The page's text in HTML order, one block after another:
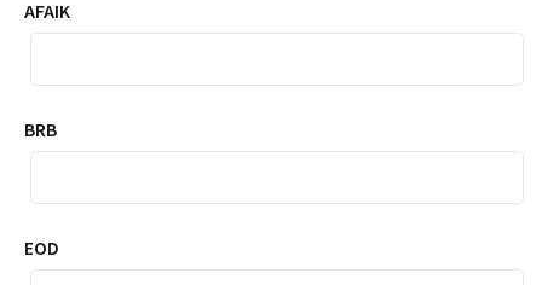
AFAIK
BRB
EOD